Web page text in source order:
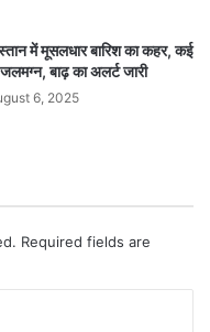
में मूसलधार बारिश का कहर, कई
बाढ़ का अलर्ट जारी
6, 2025
Required fields are